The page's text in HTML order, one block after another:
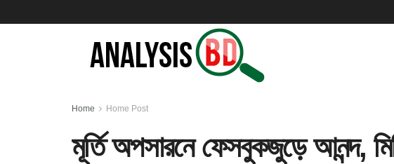
Home Home Post
মূর্তি অপসারনে ফেসবুকজুড়ে আনন্দ,